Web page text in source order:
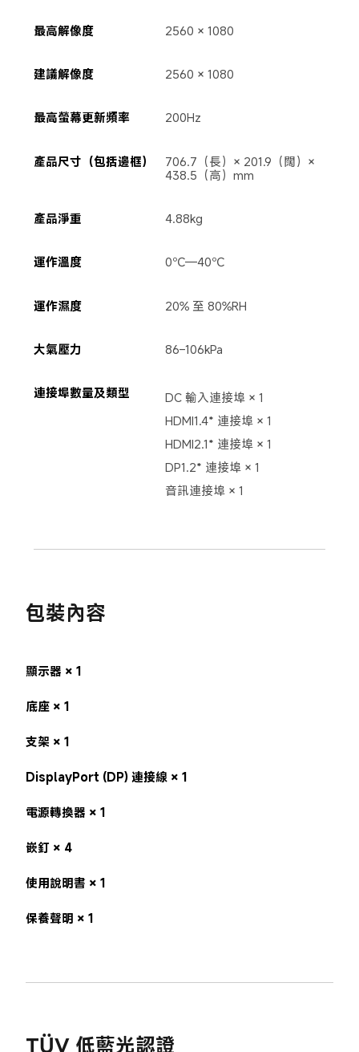
最高解像度 2560 × 1080
建議解像度 2560 × 1080
最高螢幕更新頻率 200Hz
產品尺寸（包括邊框）
706.7（長）× 201.9（闊）×
438.5（高）mm
產品淨重 4.88kg
運作溫度 0℃—40℃
運作濕度 20% 至 80%RH
大氣壓力 86–106kPa
連接埠數量及類型
DC 輸入連接埠 × 1
HDMI1.4* 連接埠 × 1
HDMI2.1* 連接埠 × 1
DP1.2* 連接埠 × 1
音訊連接埠 × 1
包裝內容
顯示器 × 1
底座 × 1
支架 × 1
DisplayPort (DP) 連接線 × 1
電源轉換器 × 1
嵌釘 × 4
使用說明書 × 1
保養聲明 × 1
TÜV 低藍光認證